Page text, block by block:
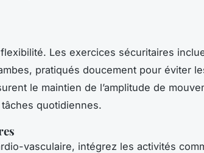
Les exercices sécuritaires
pratiqués doucement pour éviter
le maintien de l’amplitude de
quotidiennes.
vasculaire, intégrez les activités